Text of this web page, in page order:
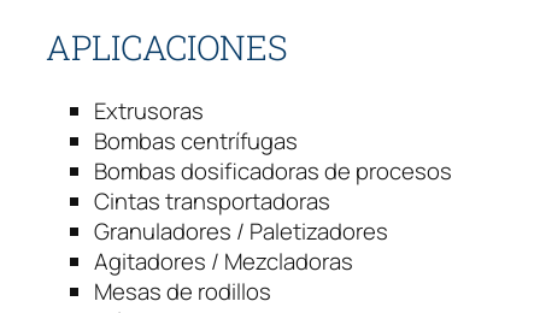
APLICACIONES
Extrusoras
Bombas centrífugas
Bombas dosificadoras de procesos
Cintas transportadoras
Granuladores / Paletizadores
Agitadores / Mezcladoras
Mesas de rodillos